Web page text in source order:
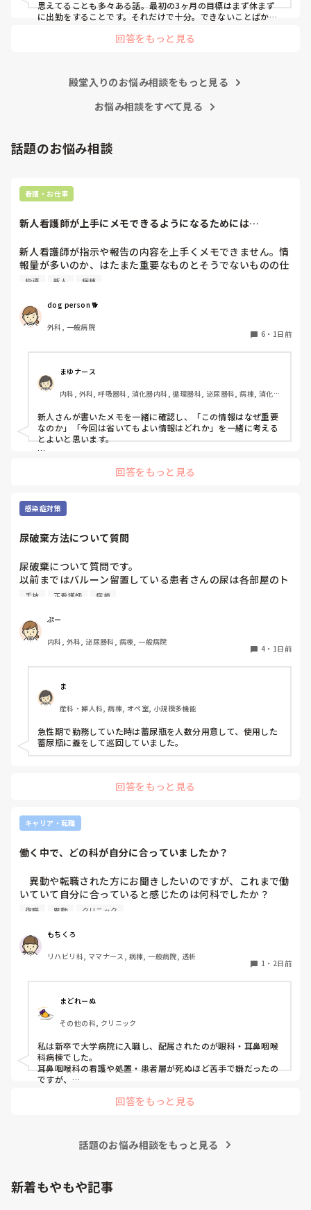
この先の選択や決断が不安ですがいろいろアドバイス頂ける
と嬉しいです。
思えてることも多々ある話。最初の3ヶ月の目標はまず休まず
に出勤をすることです。それだけで十分。できないことばかり
人なんていませんよ。
るし強み、自信に変わってくれます。諦めないで欲しいと思い
回答をもっと見る
殿堂入りのお悩み相談をもっと見る
お悩み相談をすべて見る
話題のお悩み相談
看護・お仕事
新人看護師が上手にメモできるようになるためには…
新人看護師が指示や報告の内容を上手くメモできません。情
報量が多いのか、はたまた重要なものとそうでないものの仕
分けができないのか…  肝心な事柄を逃してしまいます。何
示・報告するよう皆で努力しています。
指導 新人 病棟
dog person 🐕
外科, 一般病院
6 ・ 1日前
まゆナース
内科, 外科, 呼吸器科, 消化器内科, 循環器科, 泌尿器科, 病棟, 消化器
新人さんが書いたメモを一緒に確認し、「この情報はなぜ重要
なのか」「今回は省いてもよい情報はどれか」を一緒に考える
とよいと思います。
的に照らして振り返ることで、重要度を判断する力が少しずつ
要な内容を選べるよう支援するとよいと思います。
回答をもっと見る
感染症対策
尿破棄方法について質問
尿破棄について質問です。
以前まではバルーン留置している患者さんの尿は各部屋のト
イレに破棄する形でしたが、感染予防上汚物処理室でのみ破
物処理室に持っていくという非効率な方法になってます。尿
破棄人数は10人近くになるので病室と汚物処理室を10往復
する形に。結果尿破棄に時間がかかってます。
ットしワゴン下段に乗せて破棄していき最後まとめて汚物処
理室で破棄してたのでその方法はダメなのか？と疑問抱いて
ます。もちろん汚物見えないようワゴンにカバーする等対策
して。
皆さんの病棟ではどのような方法取られてますか？
手技 正看護師 病棟
ぷー
内科, 外科, 泌尿器科, 病棟, 一般病院
4 ・ 1日前
ま
産科・婦人科, 病棟, オペ室, 小規模多機能
急性期で勤務していた時は蓄尿瓶を人数分用意して、使用した
蓄尿瓶に蓋をして巡回していました。
回答をもっと見る
キャリア・転職
働く中で、どの科が自分に合っていましたか？
異動や転職された方にお聞きしたいのですが、これまで働
いていて自分に合っていると感じたのは何科でしたか？
また、どんなところが合っていると感じましたか？
私はこれまで脳神経外科、リハビリ科、透析室と経験しまし
たが、どこもしっくり来なくて悩んでいます…。次回の転職
の参考にさせていただきたいです😭
復職 異動 クリニック
もちくろ
リハビリ科, ママナース, 病棟, 一般病院, 透析
1 ・ 2日前
まどれーぬ
その他の科, クリニック
私は新卒で大学病院に入職し、配属されたのが眼科・耳鼻咽喉
科病棟でした。
耳鼻咽喉科の看護や処置・患者層が死ぬほど苦手で嫌だったの
ですが、
異動の声がかかる前に眼科クリニックに転職しました。
回答をもっと見る
話題のお悩み相談をもっと見る
新着もやもや記事